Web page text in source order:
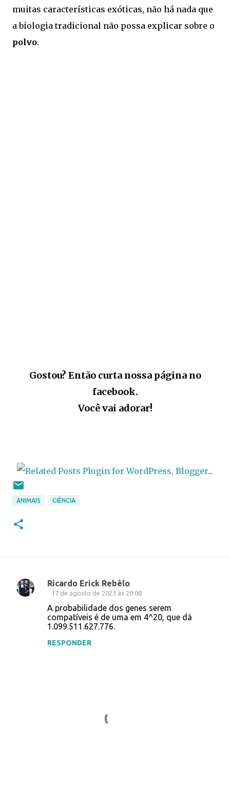
muitas características exóticas, não há nada que
a biologia tradicional não possa explicar sobre o
polvo.
Gostou? Então curta nossa página no
facebook.
Você vai adorar!
ANIMAIS CIÊNCIA
C
Ricardo Erick Rebêlo
17 de agosto de 2023 às 20:08
A probabilidade dos genes serem
compatíveis é de uma em 4^20, que dá
1.099.511.627.776.
RESPONDER